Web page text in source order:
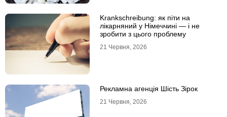
Krankschreibung: як піти на
лікарняний у Німеччині — і не
зробити з цього проблему
21 Червня, 2026
Рекламна агенція Шість Зірок
21 Червня, 2026